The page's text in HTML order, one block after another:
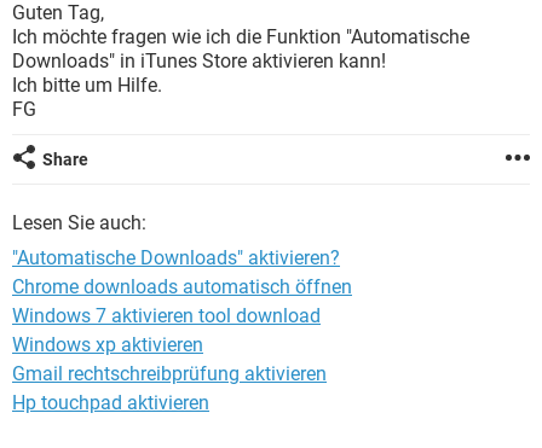
FACEBOOK
WHATSAPP TIKTOK
FACEBOOK
ANDROID
WINDOWS 10 INSTAGRAM
WHATSAPP
Guten Tag,
Ich möchte fragen wie ich die Funktion "Automatische
Downloads" in iTunes Store aktivieren kann!
Ich bitte um Hilfe.
FG
Share
Lesen Sie auch:
"Automatische Downloads" aktivieren?
Chrome downloads automatisch öffnen
Windows 7 aktivieren tool download
Windows xp aktivieren
Gmail rechtschreibprüfung aktivieren
Hp touchpad aktivieren